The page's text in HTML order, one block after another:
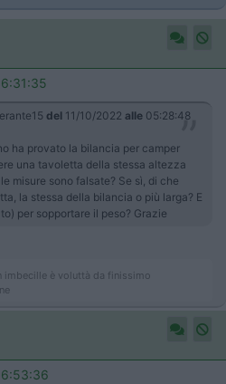
del 11/10/2022 alle 05:28:48
ha provato la bilancia per camper
una tavoletta della stessa altezza
misure sono falsate? Se sì, di che
la stessa della bilancia o più larga? E
per sopportare il peso? Grazie
imbecille è voluttà da finissimo